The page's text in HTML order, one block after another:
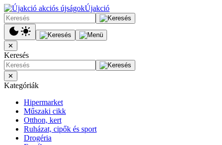
Újakció
✕
Keresés
✕
Kategóriák
Hipermarket
Műszaki cikk
Otthon, kert
Ruházat, cipők és sport
Drogéria